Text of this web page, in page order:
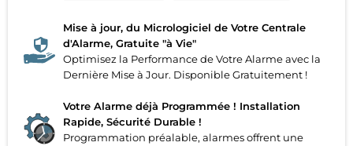
Mise à jour, du Micrologiciel de Votre Centrale
d'Alarme, Gratuite "à Vie"
Optimisez la Performance de Votre Alarme avec la
Dernière Mise à Jour. Disponible Gratuitement !
Votre Alarme déjà Programmée ! Installation
Rapide, Sécurité Durable !
Programmation préalable, alarmes offrent une